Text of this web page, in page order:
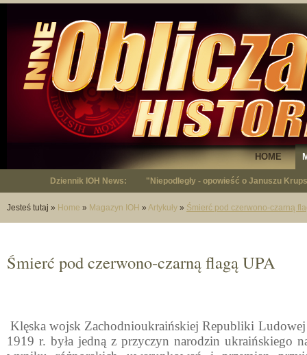
HOME
Dziennik IOH News: "Niepodległy - opowieść o Januszu
Jesteś tutaj » Home » Magazyn IOH » Artykuły » Śmierć pod czerwono-czarną
Śmierć pod czerwono-czarną flagą UPA
Klęska wojsk Zachodnioukraińskiej Republiki
1919 r. była jedną z przyczyn narodzin ukraińskiego